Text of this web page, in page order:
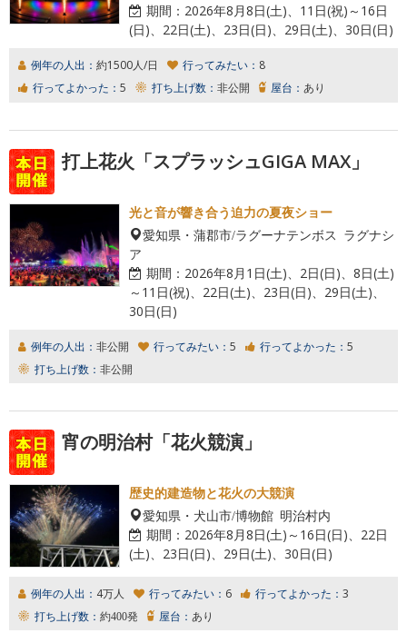
期間： 2026年8月8日(土)、11日(祝)～16日
(日)、22日(土)、23日(日)、29日(土)、30日(日)
例年の人出： 約1500人/日 行ってみたい： 8
行ってよかった： 5 打ち上げ数： 非公開 屋台： あり
打上花火「スプラッシュGIGA MAX」
光と音が響き合う迫力の夏夜ショー
愛知県・蒲郡市/ラグーナテンボス ラグナシ
ア
期間： 2026年8月1日(土)、2日(日)、8日(土)
～11日(祝)、22日(土)、23日(日)、29日(土)、
30日(日)
例年の人出： 非公開 行ってみたい： 5 行ってよかった： 5
打ち上げ数： 非公開
宵の明治村「花火競演」
歴史的建造物と花火の大競演
愛知県・犬山市/博物館 明治村内
期間： 2026年8月8日(土)～16日(日)、22日
(土)、23日(日)、29日(土)、30日(日)
例年の人出： 4万人 行ってみたい： 6 行ってよかった： 3
打ち上げ数： 約400発 屋台： あり